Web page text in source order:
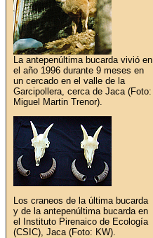
La antepenúltima bucarda vivió en
el año 1996 durante 9 meses en
un cercado en el valle de la
Garcipollera, cerca de Jaca (Foto:
Miguel Martin Trenor).
Los craneos de la última bucarda
y de la antepenúltima bucarda en
el
Instituto Pirenaico de Ecología
(CSIC), Jaca (Foto: KW).